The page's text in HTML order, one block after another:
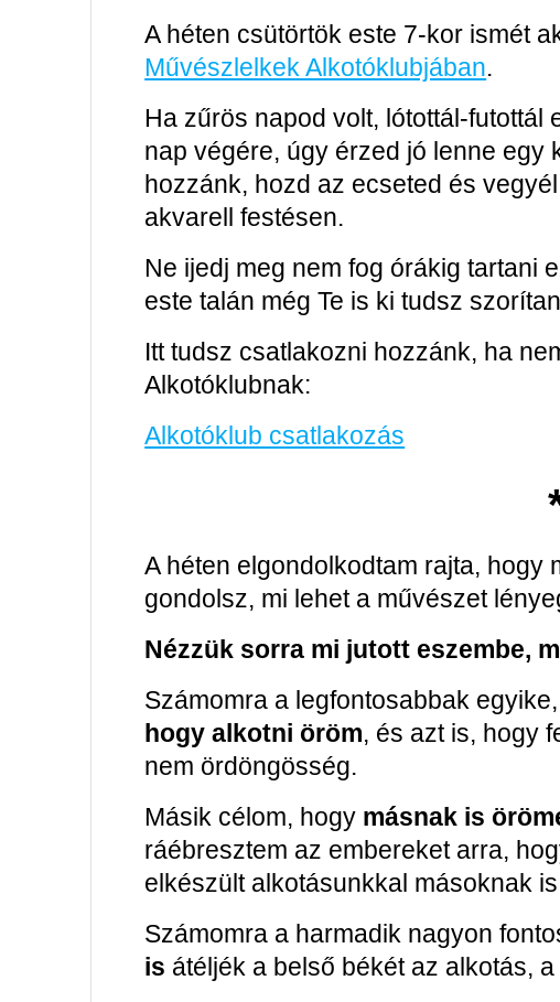
A héten csütörtök este 7-kor ismét
Művészlelkek Alkotóklubjában.
Ha zűrös napod volt, lótottál-futottál
nap végére, úgy érzed jó lenne egy
hozzánk, hozd az ecseted és
akvarell festésen.
Ne ijedj meg nem fog órákig tartani
este talán még Te is ki tudsz
Itt tudsz csatlakozni hozzánk, ha
Alkotóklubnak:
Alkotóklub csatlakozás
A héten elgondolkodtam rajta, hogy
gondolsz, mi lehet a művészet
Nézzük sorra mi jutott eszembe,
Számomra a legfontosabbak
hogy alkotni öröm, és azt is, hogy
nem ördöngösség.
Másik célom, hogy másnak is
ráébresztem az embereket arra,
elkészült alkotásunkkal másoknak
Számomra a harmadik nagyon
is átéljék a belső békét az alkotás,